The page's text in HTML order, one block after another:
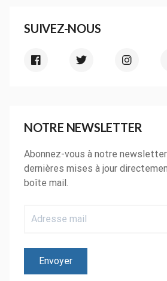
SUIVEZ-NOUS
NOTRE NEWSLETTER
Abonnez-vous à notre
dernières mises à jour
boîte mail.